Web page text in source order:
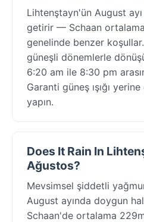
Lihtenştayn'ün August ayı
getirir — Schaan
genelinde benzer
güneşli dönemlerle
6:20 am ile 8:30 pm
Garanti güneş ışığı
yapın.
Does It Rain In
Ağustos?
Mevsimsel şiddetli
August ayında doygun
Schaan'de ortalama